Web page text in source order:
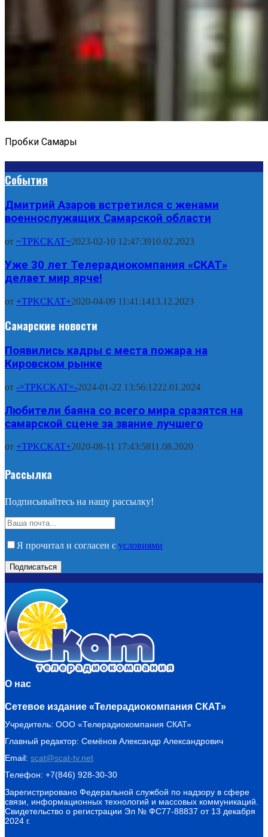
Пробки Самары
События
Дмитрий Азаров встретился с женами
военнослужащих Самарской области
от ~TPKCKAT~2023-02-10 12:47:3910.02.2023
Уже 30 лет Телерадиокомпания «СКАТ»
делает мир ярче!
от +TPKCKAT+2020-04-09 11:41:1413.12.2023
Самарские новости
Появились кадры с места пожара на
Кировском рынке
от -=TPKCKAT=-2024-01-22 13:56:1222.01.2024
Любители баяна со всего мира сразятся на
самарской сцене за звание лучшего
от +TPKCKAT+2020-08-11 17:43:5811.08.2020
Рассылка
Подписывайтесь на нашу рассылку!
Я прочитал и согласен с условиями
О нас
Сетевое издание «Телерадиокомпания СКАТ»
Учредитель: ООО «Телерадиокомпания СКАТ»
Главный редактор: Семёнов Александр Александрович
Email: scat@scat-tv.net
Телефон: +7(846) 928-30-30
Зарегистрировано Федеральной службой по надзору в сфере
связи, информационных технологий и массовых коммуникаций.
Свидетельство о регистрации Эл № ФС77-88837 от 13 декабря
2024 г.